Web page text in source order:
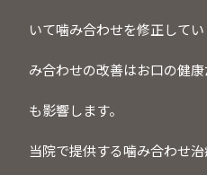
いて噛み合わせを修正して
み合わせの改善はお口の健
も影響します。
当院で提供する噛み合わせ